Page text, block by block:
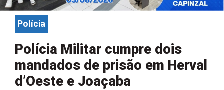
Polícia
Polícia Militar cumpre dois
mandados de prisão em Herval
d’Oeste e Joaçaba